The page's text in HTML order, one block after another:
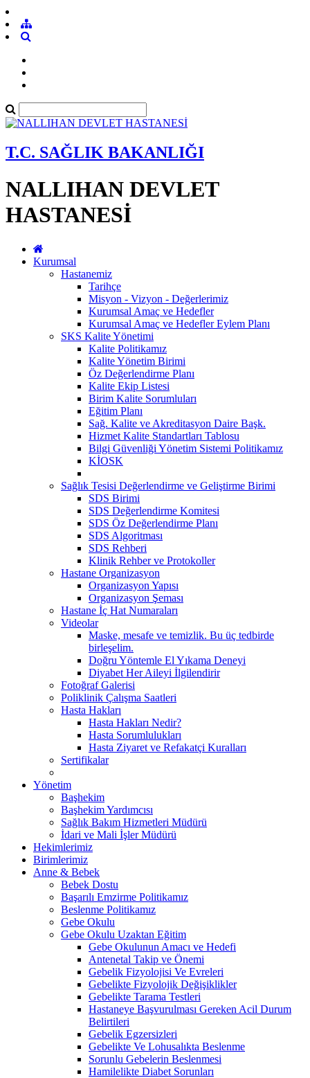
T.C. SAĞLIK BAKANLIĞI
NALLIHAN DEVLET
HASTANESİ
Kurumsal
Hastanemiz
Tarihçe
Misyon - Vizyon - Değerlerimiz
Kurumsal Amaç ve Hedefler
Kurumsal Amaç ve Hedefler Eylem Planı
SKS Kalite Yönetimi
Kalite Politikamız
Kalite Yönetim Birimi
Öz Değerlendirme Planı
Kalite Ekip Listesi
Birim Kalite Sorumluları
Eğitim Planı
Sağ. Kalite ve Akreditasyon Daire Başk.
Hizmet Kalite Standartları Tablosu
Bilgi Güvenliği Yönetim Sistemi Politikamız
KİOSK
Sağlık Tesisi Değerlendirme ve Geliştirme Birimi
SDS Birimi
SDS Değerlendirme Komitesi
SDS Öz Değerlendirme Planı
SDS Algoritması
SDS Rehberi
Klinik Rehber ve Protokoller
Hastane Organizasyon
Organizasyon Yapısı
Organizasyon Şeması
Hastane İç Hat Numaraları
Videolar
Maske, mesafe ve temizlik. Bu üç tedbirde
birleşelim.
Doğru Yöntemle El Yıkama Deneyi
Diyabet Her Aileyi İlgilendirir
Fotoğraf Galerisi
Poliklinik Çalışma Saatleri
Hasta Hakları
Hasta Hakları Nedir?
Hasta Sorumlulukları
Hasta Ziyaret ve Refakatçi Kuralları
Sertifikalar
Yönetim
Başhekim
Başhekim Yardımcısı
Sağlık Bakım Hizmetleri Müdürü
İdari ve Mali İşler Müdürü
Hekimlerimiz
Birimlerimiz
Anne & Bebek
Bebek Dostu
Başarılı Emzirme Politikamız
Beslenme Politikamız
Gebe Okulu
Gebe Okulu Uzaktan Eğitim
Gebe Okulunun Amacı ve Hedefi
Antenetal Takip ve Önemi
Gebelik Fizyolojisi Ve Evreleri
Gebelikte Fizyolojik Değişiklikler
Gebelikte Tarama Testleri
Hastaneye Başvurulması Gereken Acil Durum
Belirtileri
Gebelik Egzersizleri
Gebelikte Ve Lohusalıkta Beslenme
Sorunlu Gebelerin Beslenmesi
Hamilelikte Diabet Sorunları